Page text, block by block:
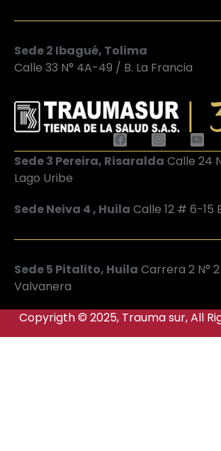
Sede 2 Ibagué, Tolima
Calle 33 N° 4A-49 / B. La Francia
Sede 3 Pereira, Risaralda Calle 24
Lago Uribe
Sede Neiva 4 , Huila Calle 12 # 6-15
Sede 5 Pitalito, Huila Carrera 2 N°
Valvanera
Copyrigth © 2025, Trauma sur, All